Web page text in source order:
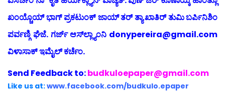
ಖಂಯ್ಚೊಯ್ ಭಾಗ್ ಪ್ರಕಟುಂಕ್ ಜಾಯ್ ತರ್ ತ್ಯಾ ಖಾತಿರ್ ತುಮಿ ಬರ್ಪಿನಿಶಿಂ
ಪರ್ವಣ್ಗಿ ಘೆಜೆ. ಗರ್ಜ್ ಆಸ್‍ಲ್ಲ್ಯಾಂನಿ donypereira@gmail.com
ವಿಳಾಸಾಕ್ ಇಮೈಲ್ ಕರ್ಚೆಂ.
Send Feedback to:budkuloepaper@gmail.com
Like us at:www.facebook.com/budkulo.epaper